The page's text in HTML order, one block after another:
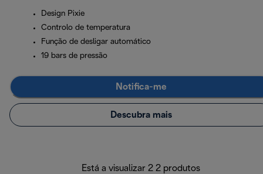
Design Pixie
Controlo de temperatura
Função de desligar automático
19 bars de pressão
Notifica-me
Descubra mais
Está a visualizar 2 2 produtos